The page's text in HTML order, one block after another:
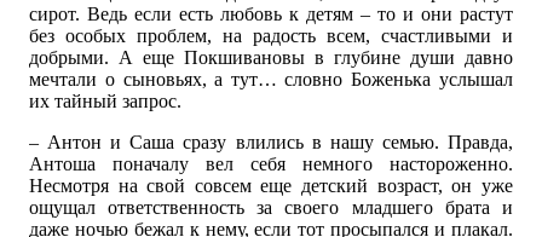
сирот. Ведь если есть любовь к детям – то и они растут
без особых проблем, на радость всем, счастливыми и
добрыми. А еще Покшивановы в глубине души давно
мечтали о сыновьях, а тут… словно Боженька услышал
их тайный запрос.
– Антон и Саша сразу влились в нашу семью. Правда,
Антоша поначалу вел себя немного настороженно.
Несмотря на свой совсем еще детский возраст, он уже
ощущал ответственность за своего младшего брата и
даже ночью бежал к нему, если тот просыпался и плакал.